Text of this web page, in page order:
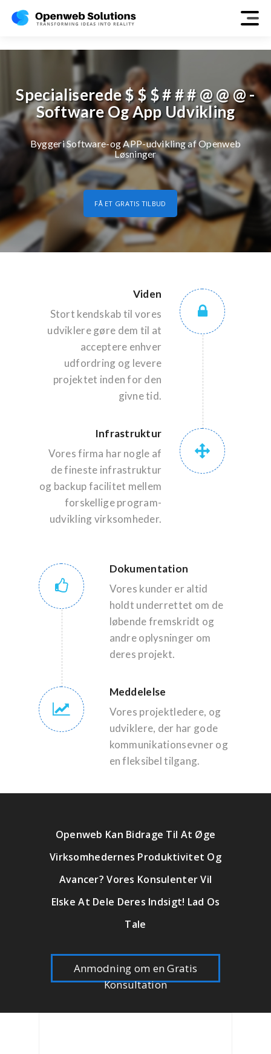
Specialiserede $ $ $ # # # @ @ @ -
Software Og App Udvikling
Byggeri Software-og APP-udvikling af Openweb
Løsninger
FÅ ET GRATIS TILBUD
Viden
Stort kendskab til vores
udviklere gøre dem til at
acceptere enhver
udfordring og levere
projektet inden for den
givne tid.
Infrastruktur
Vores firma har nogle af
de fineste infrastruktur
og backup facilitet mellem
forskellige program-
udvikling virksomheder.
Dokumentation
Vores kunder er altid
holdt underrettet om de
løbende fremskridt og
andre oplysninger om
deres projekt.
Meddelelse
Vores projektledere, og
udviklere, der har gode
kommunikationsevner og
en fleksibel tilgang.
Openweb Kan Bidrage Til At Øge
Virksomhedernes Produktivitet Og
Avancer? Vores Konsulenter Vil
Elske At Dele Deres Indsigt! Lad Os
Tale
Anmodning om en Gratis
Konsultation